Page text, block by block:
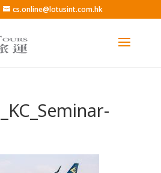
cs.online@lotusint.com.hk